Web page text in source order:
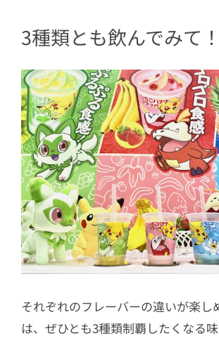
3種類とも飲んでみて！
それぞれのフレーバーの違いが楽し
は、ぜひとも3種類制覇したくなる